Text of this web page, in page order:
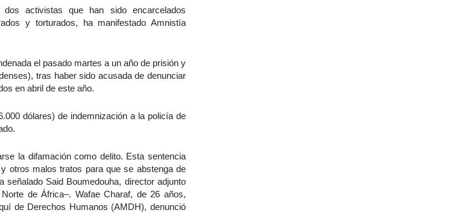
activistas que han sido encarcelados
y torturados, ha manifestado Amnistía
el pasado martes a un año de prisión y
tras haber sido acusada de denunciar
en abril de este año.
dólares) de indemnización a la policía de
la difamación como delito. Esta sentencia
otros malos tratos para que se abstenga de
Said Boumedouha, director adjunto
de África–. Wafae Charaf, de 26 años,
de Derechos Humanos (AMDH), denunció